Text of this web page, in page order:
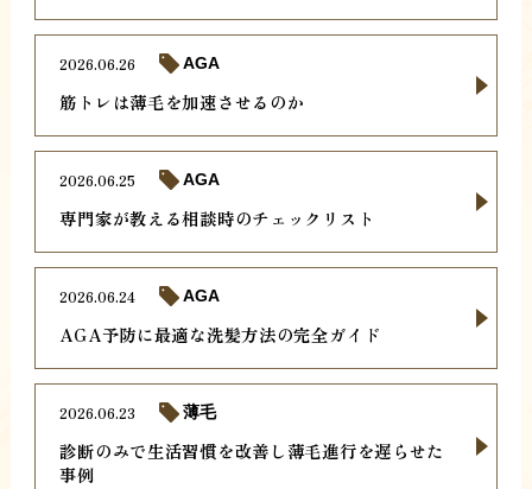
筋トレは薄毛を加速させるのか
2026.06.26 AGA
専門家が教える相談時のチェックリスト
2026.06.25 AGA
AGA予防に最適な洗髪方法の完全ガイド
2026.06.24 AGA
診断のみで生活習慣を改善し薄毛進行を遅らせた
事例
2026.06.23 薄毛